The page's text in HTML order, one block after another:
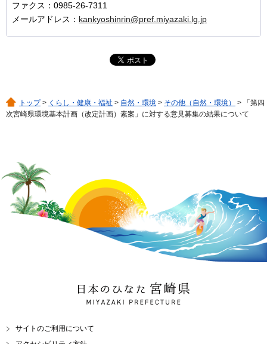
ファクス：0985-26-7311
メールアドレス： kankyoshinrin@pref.miyazaki.lg.jp
トップ> くらし・健康・福祉 > 自然・環境 > その他（自然・環境）
> 「第四
次宮崎県環境基本計画（改定計画）素案」に対する意見募集の結果について
日本のひなた 宮崎県
MIYAZAKI PREFECTURE
サイトのご利用について